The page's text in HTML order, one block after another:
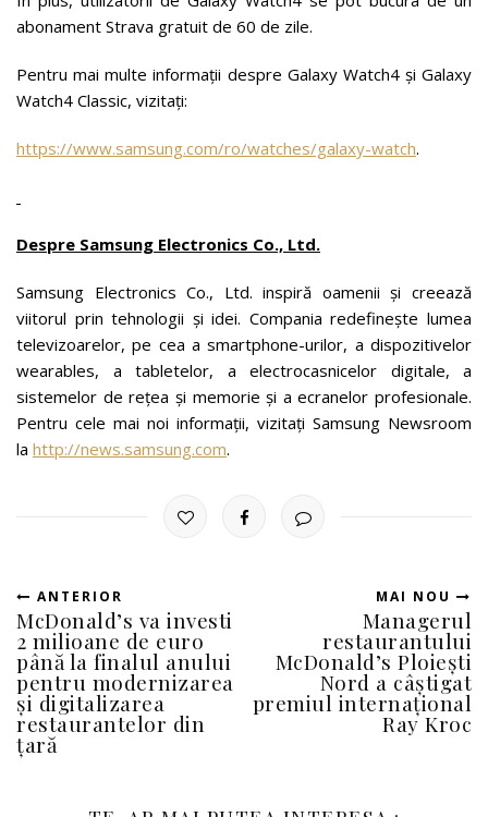
abonament Strava gratuit de 60 de zile.
Pentru mai multe informații despre Galaxy Watch4 și Galaxy
Watch4 Classic, vizitați:
https://www.samsung.com/ro/watches/galaxy-watch.
Despre Samsung Electronics Co., Ltd.
Samsung Electronics Co., Ltd. inspiră oamenii și creează
viitorul prin tehnologii și idei. Compania redefinește lumea
televizoarelor, pe cea a smartphone-urilor, a dispozitivelor
wearables, a tabletelor, a electrocasnicelor digitale, a
sistemelor de rețea și memorie și a ecranelor profesionale.
Pentru cele mai noi informații, vizitați Samsung Newsroom
la http://news.samsung.com.
ANTERIOR
McDonald’s va investi
2 milioane de euro
până la finalul anului
pentru modernizarea
și digitalizarea
restaurantelor din
țară
MAI NOU
Managerul
restaurantului
McDonald’s Ploiești
Nord a câștigat
premiul internațional
Ray Kroc